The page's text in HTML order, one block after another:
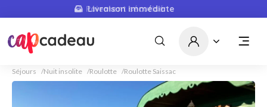
Livraison immédiate
Séjours Nuit insolite Roulotte Roulotte Saissac